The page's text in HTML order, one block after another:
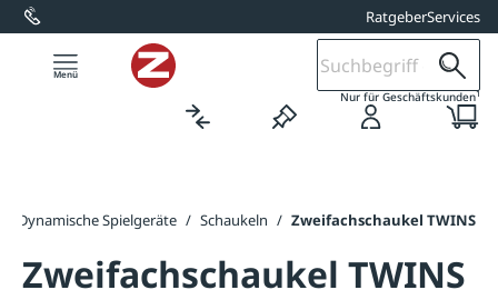
springen RatgeberServices
Nur für Geschäftskunden1
Dynamische Spielgeräte / Schaukeln / Zweifachschaukel TWINS
Zweifachschaukel TWINS